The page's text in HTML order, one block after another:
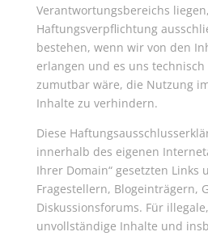
Verantwortungsbereichs
Haftungsverpflichtung
bestehen, wenn wir von den
erlangen und es uns
zumutbar wäre, die Nutzung
Inhalte zu verhindern.
Diese
innerhalb des eigenen
Ihrer Domain“ gesetzten Links
Fragestellern, Blogeinträgern,
Diskussionsforums. Für
unvollständige Inhalte und